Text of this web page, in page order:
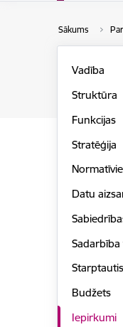
Sākums
Vadība
Struktūra
Funkcijas
Stratēģija
Datu
Budžets
Iepirkumi